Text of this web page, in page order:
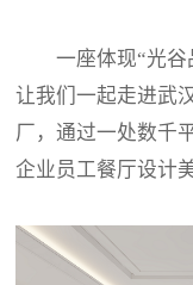
一座体现“光谷
让我们一起走进武
厂，通过一处数千
企业员工餐厅设计